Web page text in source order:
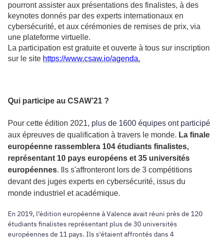
pourront assister aux présentations des finalistes, à des
keynotes donnés par des experts internationaux en
cybersécurité, et aux cérémonies de remises de prix, via
une plateforme virtuelle.
La participation est gratuite et ouverte à tous sur inscription
sur le site https://www.csaw.io/agenda.
Qui participe au CSAW’21 ?
Pour cette édition 2021, plus de 1600 équipes ont participé
aux épreuves de qualification à travers le monde. La finale
européenne rassemblera 104 étudiants finalistes,
représentant 10 pays européens et 35 universités
européennes. Ils s'affronteront lors de 3 compétitions
devant des juges experts en cybersécurité, issus du
monde industriel et académique.
En 2019, l’édition européenne à Valence avait réuni près de 120
étudiants finalistes représentant plus de 30 universités
européennes de 11 pays. Ils s'étaient affrontés dans 4